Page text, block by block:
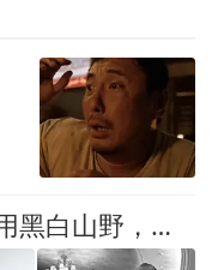
FIRST最佳纪录长片：他用黑白山野，装下一代人童年诗意